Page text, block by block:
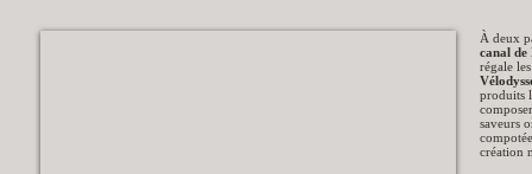
À deux
canal de
régale
produits
saveurs
création